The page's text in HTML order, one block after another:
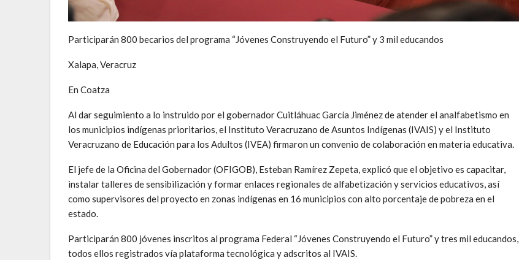
Participarán 800 becarios del programa “Jóvenes Construyendo el Futuro” y 3 mil educandos
Xalapa, Veracruz
En Coatza
Al dar seguimiento a lo instruido por el gobernador Cuitláhuac García Jiménez de atender el analfabetismo en
los municipios indígenas prioritarios, el Instituto Veracruzano de Asuntos Indígenas (IVAIS) y el Instituto
Veracruzano de Educación para los Adultos (IVEA) firmaron un convenio de colaboración en materia educativa.
El jefe de la Oficina del Gobernador (OFIGOB), Esteban Ramírez Zepeta, explicó que el objetivo es capacitar,
instalar talleres de sensibilización y formar enlaces regionales de alfabetización y servicios educativos, así
como supervisores del proyecto en zonas indígenas en 16 municipios con alto porcentaje de pobreza en el
estado.
Participarán 800 jóvenes inscritos al programa Federal “Jóvenes Construyendo el Futuro” y tres mil educandos,
todos ellos registrados vía plataforma tecnológica y adscritos al IVAIS.